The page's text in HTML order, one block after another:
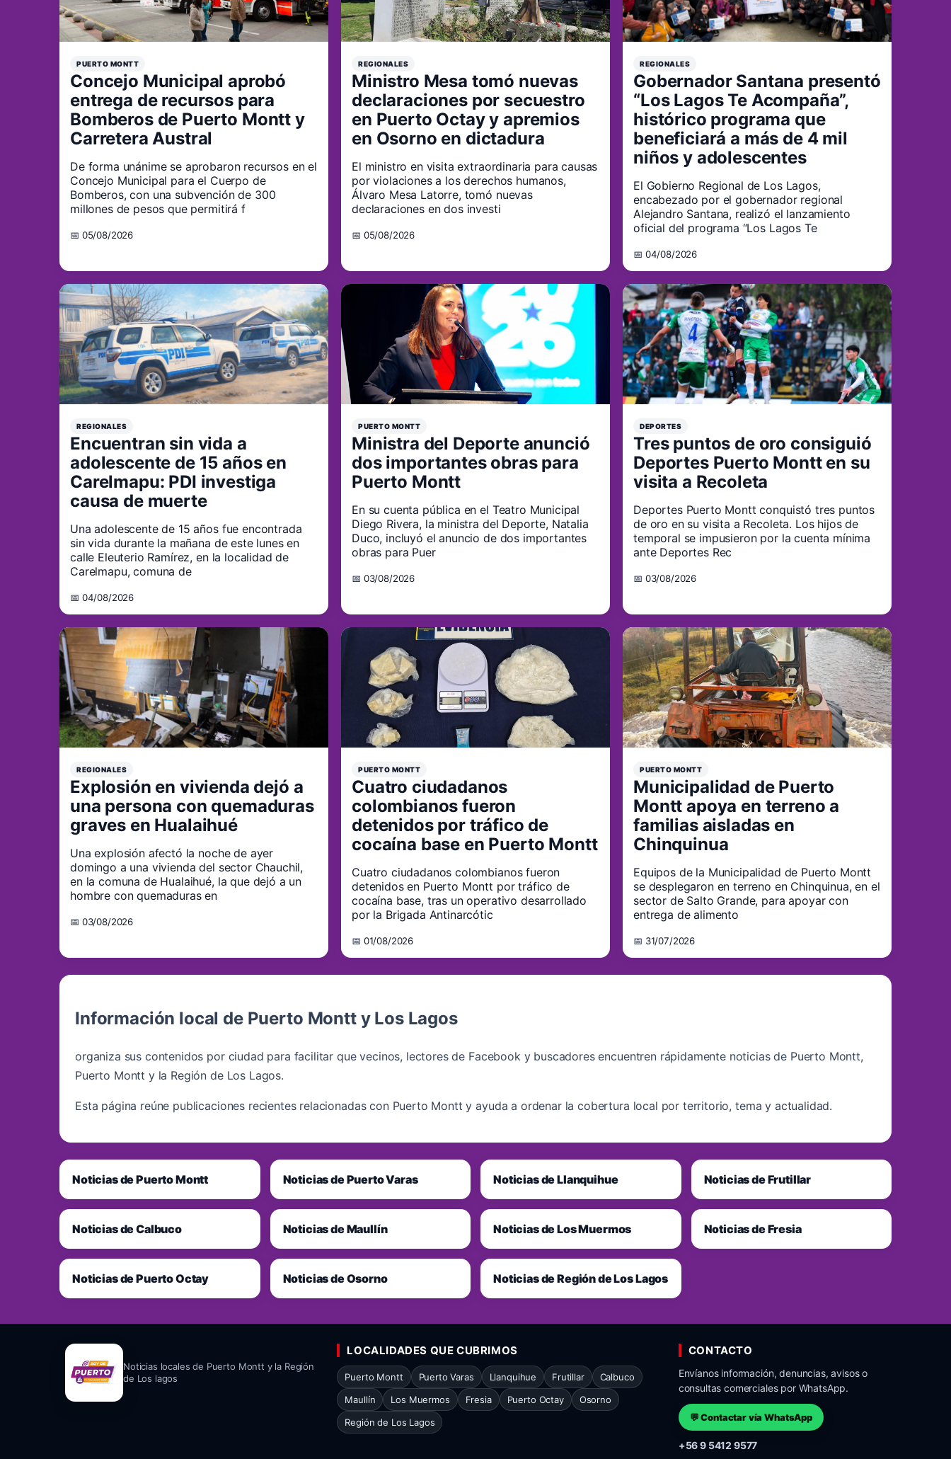
PUERTO MONTT
Concejo Municipal aprobó
entrega de recursos para
Bomberos de Puerto Montt y
Carretera Austral
De forma unánime se aprobaron recursos en el
Concejo Municipal para el Cuerpo de
Bomberos, con una subvención de 300
millones de pesos que permitirá f
📅 05/08/2026
REGIONALES
Ministro Mesa tomó nuevas
declaraciones por secuestro
en Puerto Octay y apremios
en Osorno en dictadura
El ministro en visita extraordinaria para causas
por violaciones a los derechos humanos,
Álvaro Mesa Latorre, tomó nuevas
declaraciones en dos investi
📅 05/08/2026
REGIONALES
Gobernador Santana presentó
“Los Lagos Te Acompaña”,
histórico programa que
beneficiará a más de 4 mil
niños y adolescentes
El Gobierno Regional de Los Lagos,
encabezado por el gobernador regional
Alejandro Santana, realizó el lanzamiento
oficial del programa “Los Lagos Te
📅 04/08/2026
REGIONALES
Encuentran sin vida a
adolescente de 15 años en
Carelmapu: PDI investiga
causa de muerte
Una adolescente de 15 años fue encontrada
sin vida durante la mañana de este lunes en
calle Eleuterio Ramírez, en la localidad de
Carelmapu, comuna de
📅 04/08/2026
PUERTO MONTT
Ministra del Deporte anunció
dos importantes obras para
Puerto Montt
En su cuenta pública en el Teatro Municipal
Diego Rivera, la ministra del Deporte, Natalia
Duco, incluyó el anuncio de dos importantes
obras para Puer
📅 03/08/2026
DEPORTES
Tres puntos de oro consiguió
Deportes Puerto Montt en su
visita a Recoleta
Deportes Puerto Montt conquistó tres puntos
de oro en su visita a Recoleta. Los hijos de
temporal se impusieron por la cuenta mínima
ante Deportes Rec
📅 03/08/2026
REGIONALES
Explosión en vivienda dejó a
una persona con quemaduras
graves en Hualaihué
Una explosión afectó la noche de ayer
domingo a una vivienda del sector Chauchil,
en la comuna de Hualaihué, la que dejó a un
hombre con quemaduras en
📅 03/08/2026
PUERTO MONTT
Cuatro ciudadanos
colombianos fueron
detenidos por tráfico de
cocaína base en Puerto Montt
Cuatro ciudadanos colombianos fueron
detenidos en Puerto Montt por tráfico de
cocaína base, tras un operativo desarrollado
por la Brigada Antinarcótic
📅 01/08/2026
PUERTO MONTT
Municipalidad de Puerto
Montt apoya en terreno a
familias aisladas en
Chinquinua
Equipos de la Municipalidad de Puerto Montt
se desplegaron en terreno en Chinquinua, en el
sector de Salto Grande, para apoyar con
entrega de alimento
📅 31/07/2026
Información local de Puerto Montt y Los Lagos
organiza sus contenidos por ciudad para facilitar que vecinos, lectores de Facebook y buscadores encuentren rápidamente noticias de Puerto Montt,
Puerto Montt y la Región de Los Lagos.
Esta página reúne publicaciones recientes relacionadas con Puerto Montt y ayuda a ordenar la cobertura local por territorio, tema y actualidad.
Noticias de Puerto Montt Noticias de Puerto Varas Noticias de Llanquihue Noticias de Frutillar
Noticias de Calbuco Noticias de Maullín Noticias de Los Muermos Noticias de Fresia
Noticias de Puerto Octay Noticias de Osorno Noticias de Región de Los Lagos
Noticias locales de Puerto Montt y la Región
de Los lagos
LOCALIDADES QUE CUBRIMOS
Puerto Montt Puerto Varas Llanquihue Frutillar
Calbuco
Maullín
Los Muermos Fresia Puerto Octay
Osorno
Región de Los Lagos
CONTACTO
Envíanos información, denuncias, avisos o
consultas comerciales por WhatsApp.
💬 Contactar vía WhatsApp
+56 9 5412 9577